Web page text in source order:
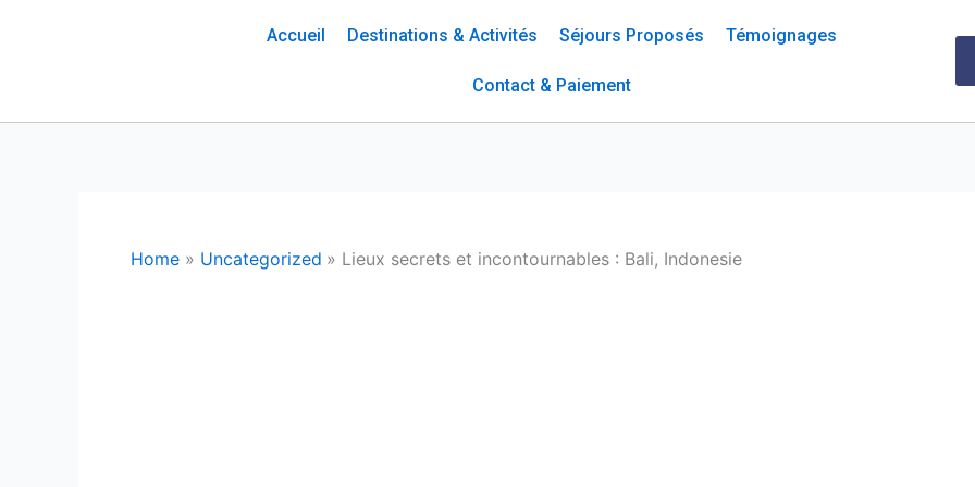
Accueil Destinations & Activités Séjours Proposés Témoignages
Contact & Paiement
Home Uncategorized Lieux secrets et incontournables : Bali, Indonesie